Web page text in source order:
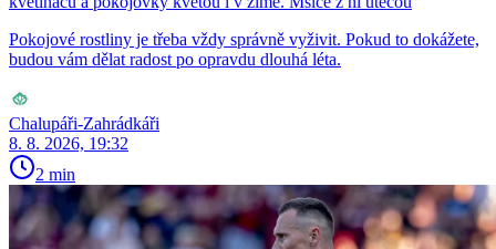
Pokojové rostliny je třeba vždy správně vyživit. Pokud to dokážete,
budou vám dělat radost po opravdu dlouhá léta.
Chalupáři-Zahrádkáři
8. 8. 2026, 19:32
2 min